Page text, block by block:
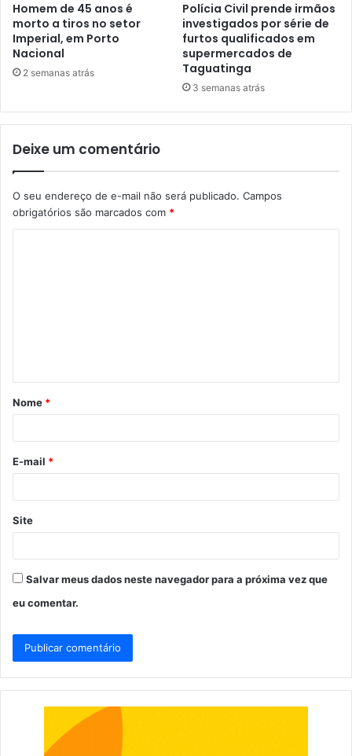
Homem de 45 anos é
morto a tiros no setor
Imperial, em Porto
Nacional
2 semanas atrás
Polícia Civil prende irmãos
investigados por série de
furtos qualificados em
supermercados de
Taguatinga
3 semanas atrás
Deixe um comentário
O seu endereço de e-mail não será publicado. Campos
obrigatórios são marcados com *
á
r
*
Nome *
E-mail *
Site
Salvar meus dados neste navegador para a próxima vez que
eu comentar.